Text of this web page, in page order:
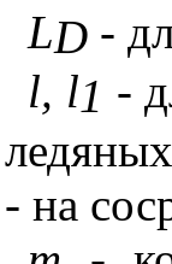
LD-
l, l1 -
- на